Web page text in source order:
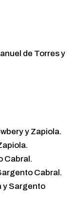
de Torres y
y Zapiola.
Cabral.
Cabral.
y Sargento